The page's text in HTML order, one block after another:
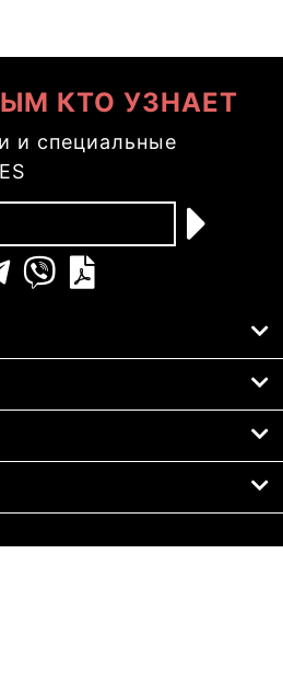
КТО УЗНАЕТ
и специальные